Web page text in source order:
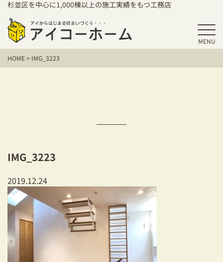
杉並区を中心に1,000棟以上の施工実績をもつ工務店
MENU
HOME
アイコーホームの家づくり
二世帯住宅をお考えの方
建て替えをお考えの方
耐震対策も安心の家づくり
リフォーム・リノベーションをお考えの方
HOME> IMG_3223
IMG_3223
2019.12.24